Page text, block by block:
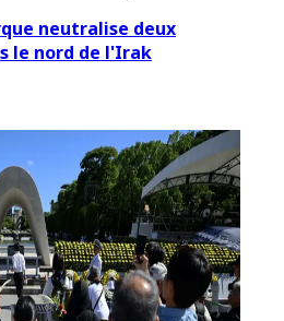
neutralise deux
le nord de l'Irak